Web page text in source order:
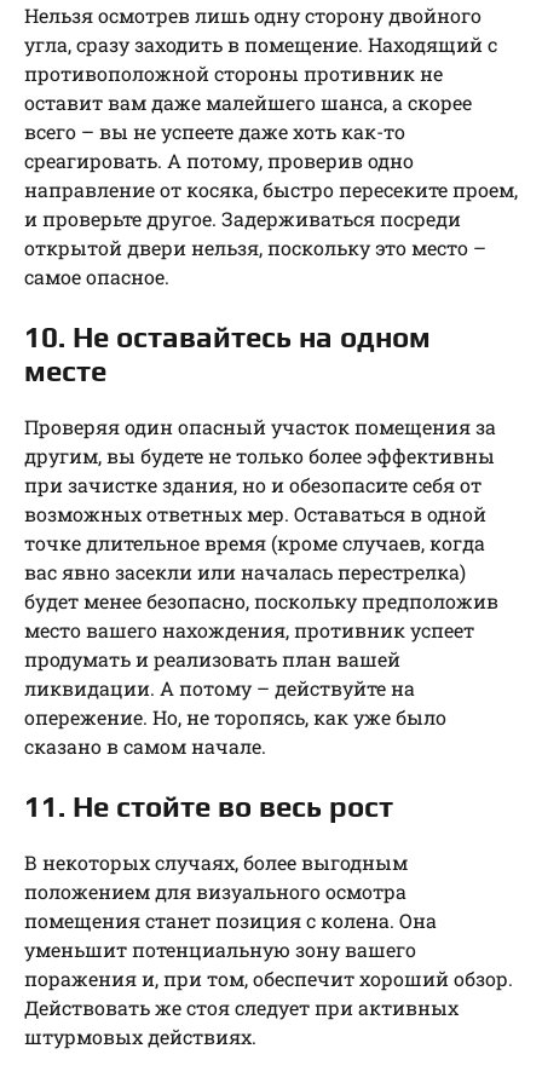
Нельзя осмотрев лишь одну сторону двойного
угла, сразу заходить в помещение. Находящий с
противоположной стороны противник не
оставит вам даже малейшего шанса, а скорее
всего – вы не успеете даже хоть как-то
среагировать. А потому, проверив одно
направление от косяка, быстро пересеките проем,
и проверьте другое. Задерживаться посреди
открытой двери нельзя, поскольку это место –
самое опасное.
10. Не оставайтесь на одном
месте
Проверяя один опасный участок помещения за
другим, вы будете не только более эффективны
при зачистке здания, но и обезопасите себя от
возможных ответных мер. Оставаться в одной
точке длительное время (кроме случаев, когда
вас явно засекли или началась перестрелка)
будет менее безопасно, поскольку предположив
место вашего нахождения, противник успеет
продумать и реализовать план вашей
ликвидации. А потому – действуйте на
опережение. Но, не торопясь, как уже было
сказано в самом начале.
11. Не стойте во весь рост
В некоторых случаях, более выгодным
положением для визуального осмотра
помещения станет позиция с колена. Она
уменьшит потенциальную зону вашего
поражения и, при том, обеспечит хороший обзор.
Действовать же стоя следует при активных
штурмовых действиях.